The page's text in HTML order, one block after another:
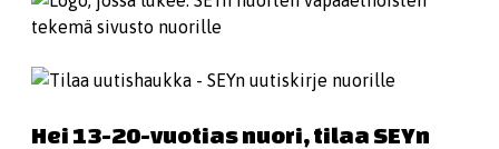
Hei 13-20-vuotias nuori, tilaa SEYn